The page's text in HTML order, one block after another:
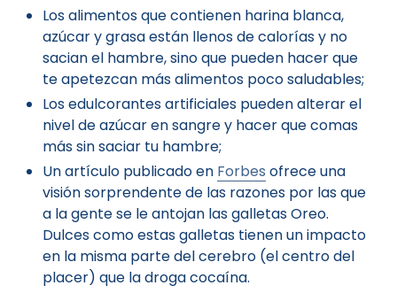
Los alimentos que contienen harina blanca,
azúcar y grasa están llenos de calorías y no
sacian el hambre, sino que pueden hacer que
te apetezcan más alimentos poco saludables;
Los edulcorantes artificiales pueden alterar el
nivel de azúcar en sangre y hacer que comas
más sin saciar tu hambre;
Un artículo publicado en Forbes ofrece una
visión sorprendente de las razones por las que
a la gente se le antojan las galletas Oreo.
Dulces como estas galletas tienen un impacto
en la misma parte del cerebro (el centro del
placer) que la droga cocaína.